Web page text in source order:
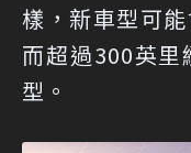
樣，新車型可
而超過300英
型。